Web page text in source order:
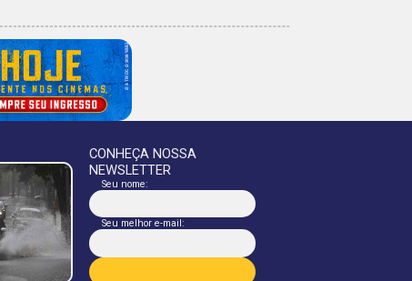
CONHEÇA NOSSA
NEWSLETTER
Seu nome:
Seu melhor e-mail: